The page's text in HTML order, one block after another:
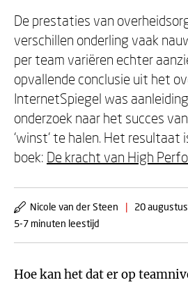
De prestaties van
verschillen onderling vaak
per team variëren echter
opvallende conclusie uit het
InternetSpiegel was
onderzoek naar het succes
‘winst’ te halen. Het resultaat
boek: De kracht van High
Nicole van der Steen | 20
5-7 minuten leestijd
Hoe kan het dat er op